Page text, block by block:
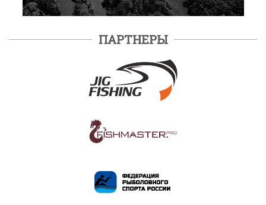
ПАРТНЕРЫ
ПОДРОБНЕЕ
ПОДРОБНЕЕ
ПОДРОБНЕЕ